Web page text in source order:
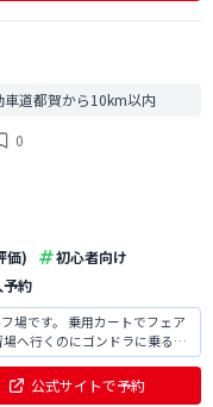
車道都賀から10km以内
0
価)
初心者向け
予約
場です。 乗用カートでフェア
へ行くのにゴンドラに乗るの
公式サイトで予約